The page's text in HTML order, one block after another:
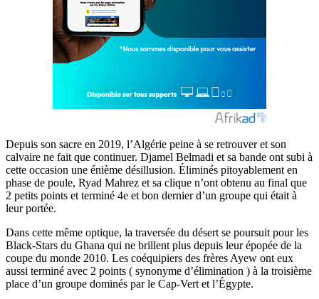
Depuis son sacre en 2019, l’Algérie peine à se retrouver et son
calvaire ne fait que continuer. Djamel Belmadi et sa bande ont subi à
cette occasion une énième désillusion. Éliminés pitoyablement en
phase de poule, Ryad Mahrez et sa clique n’ont obtenu au final que
2 petits points et terminé 4e et bon dernier d’un groupe qui était à
leur portée.
Dans cette même optique, la traversée du désert se poursuit pour les
Black-Stars du Ghana qui ne brillent plus depuis leur épopée de la
coupe du monde 2010. Les coéquipiers des frères Ayew ont eux
aussi terminé avec 2 points ( synonyme d’élimination ) à la troisième
place d’un groupe dominés par le Cap-Vert et l’Égypte.